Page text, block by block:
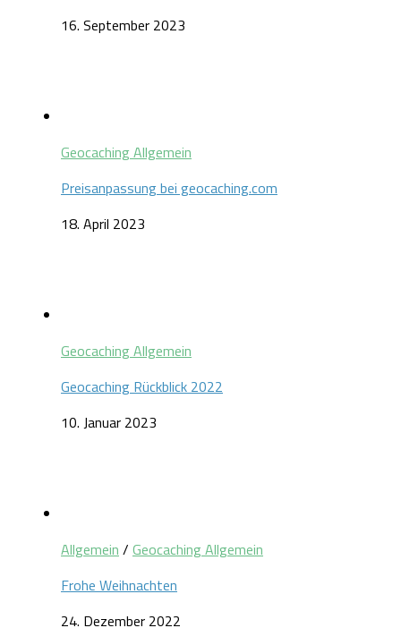
16. September 2023
Geocaching Allgemein
Preisanpassung bei geocaching.com
18. April 2023
Geocaching Allgemein
Geocaching Rückblick 2022
10. Januar 2023
Allgemein / Geocaching Allgemein
Frohe Weihnachten
24. Dezember 2022